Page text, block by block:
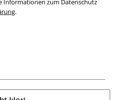
Informationen zum Datenschutz
.
HGmbH